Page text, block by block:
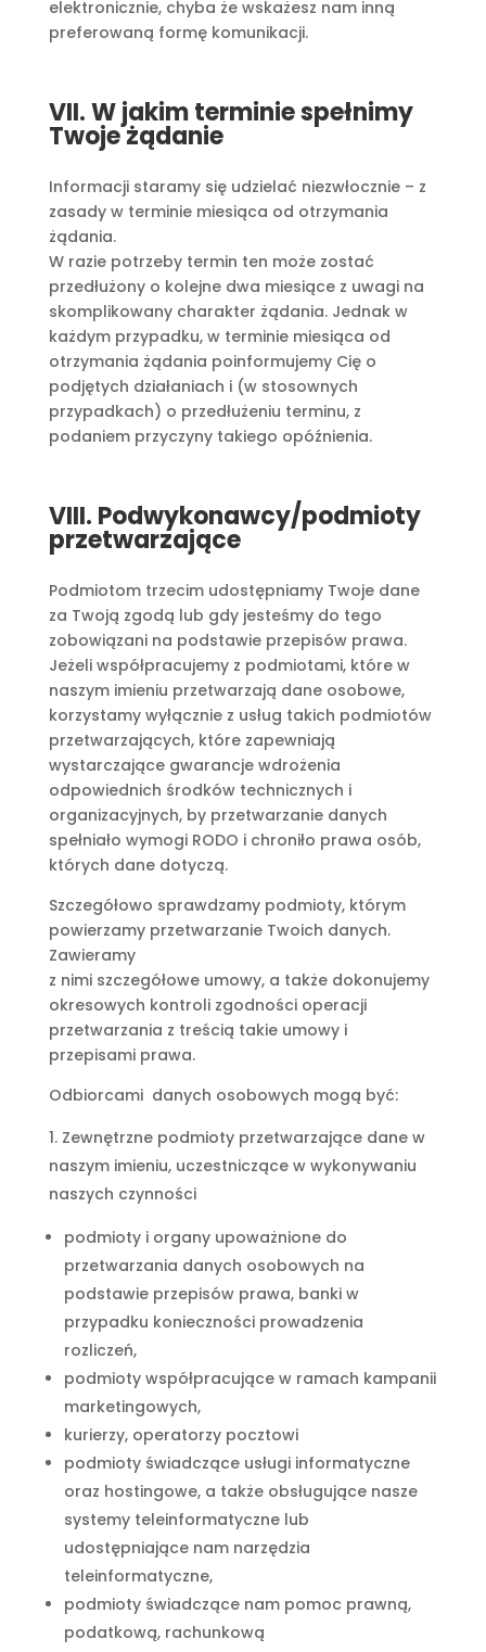
elektronicznie, chyba że wskażesz nam inną
preferowaną formę komunikacji.
VII. W jakim terminie spełnimy
Twoje żądanie
Informacji staramy się udzielać niezwłocznie – z
zasady w terminie miesiąca od otrzymania
żądania.
W razie potrzeby termin ten może zostać
przedłużony o kolejne dwa miesiące z uwagi na
skomplikowany charakter żądania. Jednak w
każdym przypadku, w terminie miesiąca od
otrzymania żądania poinformujemy Cię o
podjętych działaniach i (w stosownych
przypadkach) o przedłużeniu terminu, z
podaniem przyczyny takiego opóźnienia.
VIII. Podwykonawcy/podmioty
przetwarzające
Podmiotom trzecim udostępniamy Twoje dane
za Twoją zgodą lub gdy jesteśmy do tego
zobowiązani na podstawie przepisów prawa.
Jeżeli współpracujemy z podmiotami, które w
naszym imieniu przetwarzają dane osobowe,
korzystamy wyłącznie z usług takich podmiotów
przetwarzających, które zapewniają
wystarczające gwarancje wdrożenia
odpowiednich środków technicznych i
organizacyjnych, by przetwarzanie danych
spełniało wymogi RODO i chroniło prawa osób,
których dane dotyczą.
Szczegółowo sprawdzamy podmioty, którym
powierzamy przetwarzanie Twoich danych.
Zawieramy
z nimi szczegółowe umowy, a także dokonujemy
okresowych kontroli zgodności operacji
przetwarzania z treścią takie umowy i
przepisami prawa.
Odbiorcami danych osobowych mogą być:
Zewnętrzne podmioty przetwarzające dane w
naszym imieniu, uczestniczące w wykonywaniu
naszych czynności
podmioty i organy upoważnione do
przetwarzania danych osobowych na
podstawie przepisów prawa, banki w
przypadku konieczności prowadzenia
rozliczeń,
podmioty współpracujące w ramach kampanii
marketingowych,
kurierzy, operatorzy pocztowi
podmioty świadczące usługi informatyczne
oraz hostingowe, a także obsługujące nasze
systemy teleinformatyczne lub
udostępniające nam narzędzia
teleinformatyczne,
podmioty świadczące nam pomoc prawną,
podatkową, rachunkową